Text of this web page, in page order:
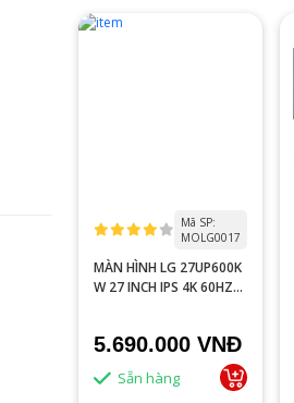
Mã SP:
MOLG0017
MÀN HÌNH LG 27UP600K
W 27 INCH IPS 4K 60HZ
5.690.000 VNĐ
Sẵn hàng